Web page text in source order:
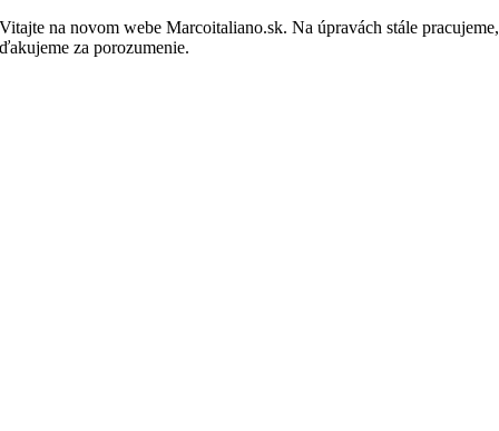
Skip
to
Vitajte na novom webe Marcoitaliano.sk. Na úpravách stále pracujeme,
ďakujeme za porozumenie.